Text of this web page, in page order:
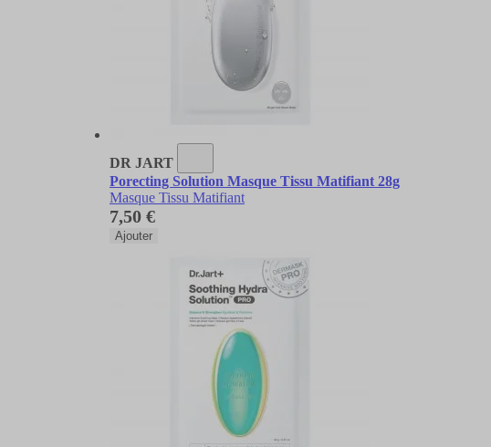
DR JART
Porecting Solution Masque Tissu Matifiant 28g
Masque Tissu Matifiant
7,50 €
Ajouter